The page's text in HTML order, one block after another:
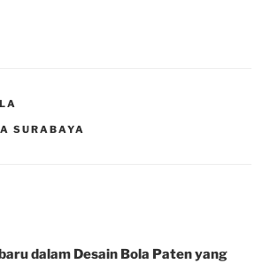
SURABAYA
dalam Desain Bola Paten yang